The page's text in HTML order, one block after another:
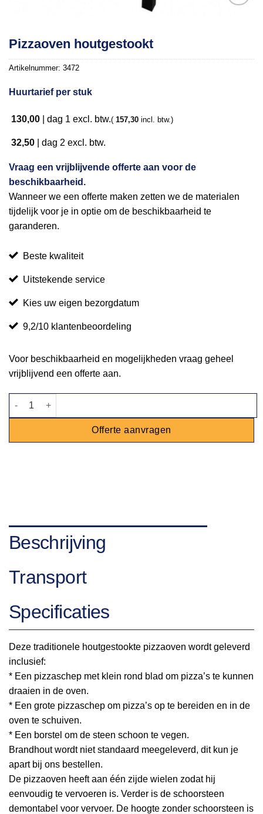
verlanglijst
Pizzaoven houtgestookt
Artikelnummer: 3472
Huurtarief per stuk
130,00 dag 1 excl. btw.( 157,30 incl. btw.)
32,50 dag 2 excl. btw.
Vraag een vrijblijvende offerte aan voor de
beschikbaarheid.
Wanneer we een offerte maken zetten we de materialen
tijdelijk voor je in optie om de beschikbaarheid te
garanderen.
Beste kwaliteit
Uitstekende service
Kies uw eigen bezorgdatum
9,2/10 klantenbeoordeling
Voor beschikbaarheid en mogelijkheden vraag geheel
vrijblijvend een offerte aan.
Pizzaoven houtgestookt aantal
Offerte aanvragen
Beschrijving
Transport
Specificaties
Deze traditionele houtgestookte pizzaoven wordt geleverd
inclusief:
* Een pizzaschep met klein rond blad om pizza’s te kunnen
draaien in de oven.
* Een grote pizzaschep om pizza’s op te bereiden en in de
oven te schuiven.
* Een borstel om de steen schoon te vegen.
Brandhout wordt niet standaard meegeleverd, dit kun je
apart bij ons bestellen.
De pizzaoven heeft aan één zijde wielen zodat hij
eenvoudig te vervoeren is. Verder is de schoorsteen
demontabel voor vervoer. De hoogte zonder schoorsteen is